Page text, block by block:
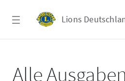
Lions
Alle